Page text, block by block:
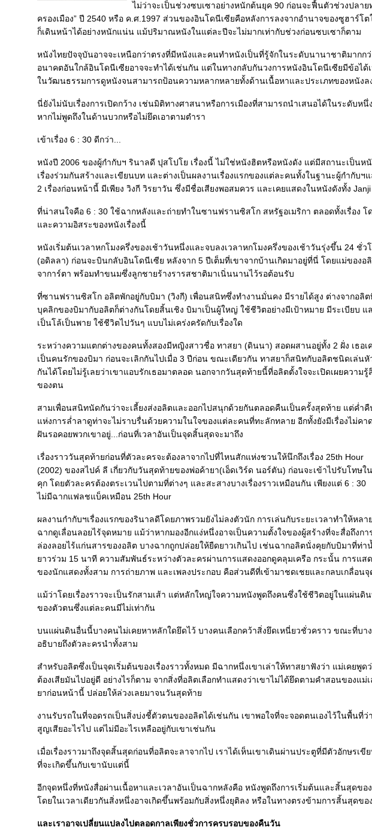
ไม่ว่าจะเป็นช่วงซบเซาอย่างหนักต้นยุค 90 ก่อนจะฟื้นตัวช่วงปลา
ครองเมือง” ปี 2540 หรือ ค.ศ.1997 ส่วนของอินโดนีเซียคือหลังการลงจากอำนาจของซูฮาร์
ก็เดินหน้าได้อย่างหนักแน่น แม้ปริมาณหนังในแต่ละปีจะไม่มากเท่ากับช่วงก่อนซบเซาก็ตาม
หนังไทยปัจจุบันอาจจะเหนือกว่าตรงที่มีหนังและคนทำหนังเป็นที่รู้จักในระดับนานาชาติมากก
อนาคตอันใกล้อินโดนีเซียอาจจะทำได้เช่นกัน แต่ในทางกลับกันวงการหนังอินโดนีเซียมีข้อไ
นวัฒนธรรมการดูหนังจนสามารถป้อนความหลากหลายทั้งด้านเนื้อหาและประเภทของหนังล
นี่ยังไม่นับเรื่องการเปิดกว้าง เช่นมิติทางศาสนาหรือการเมืองที่สามารถนำเสนอได้ในระดับห
หากไม่พูดถึงในด้านบวกหรือไม่ยึดเอาตามตำรา
เข้าเรื่อง 6 : 30 ดีกว่า...
หนังปี 2006 ของผู้กำกับฯ รินาลดี ปุสโปโย เรื่องนี้ ไม่ใช่หนังฮิตหรือหนังดัง แต่มีสถานะเป็น
เรื่องร่วมกันสร้างและเขียนบท และต่างเป็นผลงานเรื่องแรกของแต่ละคนทั้งในฐานะผู้กำกับฯ
2 เรื่องก่อนหน้านี้ มีเพียง วิงกี วิรยาวัน ซึ่งมีชื่อเสียงพอสมควร และเคยแสดงในหนังดังทั้ง
ที่น่าสนใจคือ 6 : 30 ใช้ฉากหลังและถ่ายทำในซานฟรานซิสโก สหรัฐอเมริกา ตลอดทั้งเรื่อง
ละความอิสระของหนังเรื่องนี้
หนังเริ่มต้นเวลาหกโมงครึ่งของเช้าวันหนึ่งและจบลงเวลาหกโมงครึ่งของเช้าวันรุ่งขึ้น 24
(อดิลลา) ก่อนจะบินกลับอินโดนีเซีย หลังจาก 5 ปีเต็มที่เขาจากบ้านเกิดมาอยู่ที่นี่ โดยแม่ของ
จาการ์ตา พร้อมทำขนมซึ่งลูกชายร้างรารสชาติมาเนิ่นนานไว้รอต้อนรับ
ที่ซานฟรานซิสโก อลิตพักอยู่กับบิมา (วิงกี) เพื่อนสนิทซึ่งทำงานมั่นคง มีรายได้สูง ต่างจากอ
บุคลิกของบิมากับอลิตก็ต่างกันโดยสิ้นเชิง บิมาเป็นผู้ใหญ่ ใช้ชีวิตอย่างมีเป้าหมาย มีระเบียบ
เป็นโล้เป็นพาย ใช้ชีวิตไปวันๆ แบบไม่เคร่งครัดกับเรื่องใด
ระหว่างความแตกต่างของคนทั้งสองมีหญิงสาวชื่อ ทาสยา (ดินนา) สอดผสานอยู่ทั้ง 2 ฝั่ง เธอ
เป็นคนรักของบิมา ก่อนจะเลิกกันไปเมื่อ 3 ปีก่อน ขณะเดียวกัน ทาสยาก็สนิทกับอลิตชนิดเล่นหั
กันได้โดยไม่รู้เลยว่าเขาแอบรักเธอมาตลอด นอกจากวันสุดท้ายนี้ที่อลิตตั้งใจจะเปิดเผยความรู้
ของตน
สามเพื่อนสนิทนัดกันว่าจะเลี้ยงส่งอลิตและออกไปสนุกด้วยกันตลอดคืนเป็นครั้งสุดท้าย แต่ค่ำคื
ห่งการล่ำลาดูท่าจะไม่ราบรื่นด้วยความในใจของแต่ละคนที่ทะลักทลาย อีกทั้งยังมีเรื่องไม่คาด
ฝันรอคอยพวกเขาอยู่...ก่อนที่เวลาอันเป็นจุดสิ้นสุดจะมาถึง
เรื่องราววันสุดท้ายก่อนที่ตัวละครจะต้องลาจากไปที่ไหนสักแห่งชวนให้นึกถึงเรื่อง 25th Hour
(2002) ของสไปค์ ลี เกี่ยวกับวันสุดท้ายของพ่อค้ายา(เอ็ดเวิร์ด นอร์ตัน) ก่อนจะเข้าไปรับโทษใน
คุก โดยตัวละครต้องตระเวนไปตามที่ต่างๆ และสะสางบางเรื่องราวเหมือนกัน เพียงแต่ 6 : 30
ไม่มีฉากแฟลชแบ็คเหมือน 25th Hour
ผลงานกำกับฯเรื่องแรกของรินาลดีโดยภาพรวมยังไม่ลงตัวนัก การเล่นกับระยะเวลาทำให้หลา
ฉากดูเลื่อนลอยไร้จุดหมาย แม้ว่าหากมองอีกแง่หนึ่งอาจเป็นความตั้งใจของผู้สร้างที่จะสื่อถึงกา
ล่องลอยไร้แก่นสารของอลิต บางฉากถูกปล่อยให้ยืดยาวเกินไป เช่นฉากอลิตนั่งคุยกับบิมาที่ท่า
าวร่วม 15 นาที ความสัมพันธ์ระหว่างตัวละครผ่านการแสดงออกดูคลุมเครือ กระนั้น การแส
ของนักแสดงทั้งสาม การถ่ายภาพ และเพลงประกอบ คือส่วนดีที่เข้ามาชดเชยและกลบเกลื่อนจุ
ม้ว่าโดยเรื่องราวจะเป็นรักสามเส้า แต่หลักใหญ่ใจความหนังพูดถึงคนซึ่งใช้ชีวิตอยู่ในแผ่นดิ
ของตัวตนซึ่งแต่ละคนมีไม่เท่ากัน
บนแผ่นดินอื่นนี้บางคนไม่เคยหาหลักใดยึดไว้ บางคนเลือกคว้าสิ่งยึดเหนี่ยวชั่วคราว ขณะที่บ
อธิบายถึงตัวละครนำทั้งสาม
สำหรับอลิตซึ่งเป็นจุดเริ่มต้นของเรื่องราวทั้งหมด มีฉากหนึ่งเขาเล่าให้ทาสยาฟังว่า แม่เคยพูด
ต้องเสียมันไปอยู่ดี อย่างไรก็ตาม จากสิ่งที่อลิตเลือกทำแสดงว่าเขาไม่ได้ยึดตามคำสอนของแม่
าก่อนหน้านี้ ปล่อยให้ล่วงเลยมาจนวันสุดท้า
งานรับรถในที่จอดรถเป็นสิ่งบ่งชี้ตัวตนของอลิตได้เช่นกัน เขาพอใจที่จะจอดตนเองไว้ในพื้นที่
สูญเสียอะไรไป แต่ไม่มีอะไรเหลืออยู่กับเขาเช่นกัน
เมื่อเรื่องราวมาถึงจุดสิ้นสุดก่อนที่อลิตจะลาจากไป เราได้เห็นเขาเดินผ่านประตูที่มีตัวอักษรเ
ที่จะเกิดขึ้นกับเขานับแต่นี้
อีกจุดหนึ่งที่หนังสื่อผ่านเนื้อหาและเวลาอันเป็นฉากหลังคือ หนังพูดถึงการเริ่มต้นและสิ้นสุดขอ
ดยในเวลาเดียวกันสิ่งหนึ่งอาจเกิดขึ้นพร้อมกับสิ่งหนึ่งยุติลง หรือในทางตรงข้ามการสิ้นสุดขอ
ละเราอาจเปลี่ยนแปลงไปตลอดกาลเพียงชั่วการครบรอบของคืนวัน